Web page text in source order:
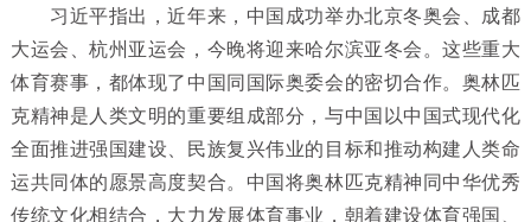
习近平指出，近年来，中国成功举办北京冬奥会、成都
大运会、杭州亚运会，今晚将迎来哈尔滨亚冬会。这些重大
体育赛事，都体现了中国同国际奥委会的密切合作。奥林匹
克精神是人类文明的重要组成部分，与中国以中国式现代化
全面推进强国建设、民族复兴伟业的目标和推动构建人类命
运共同体的愿景高度契合。中国将奥林匹克精神同中华优秀
传统文化相结合，大力发展体育事业，朝着建设体育强国、